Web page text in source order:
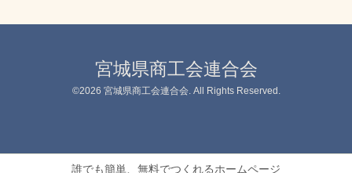
宮城県商工会連合会
©2026 宮城県商工会連合会. All Rights Reserved.
誰でも簡単、無料でつくれるホームページ